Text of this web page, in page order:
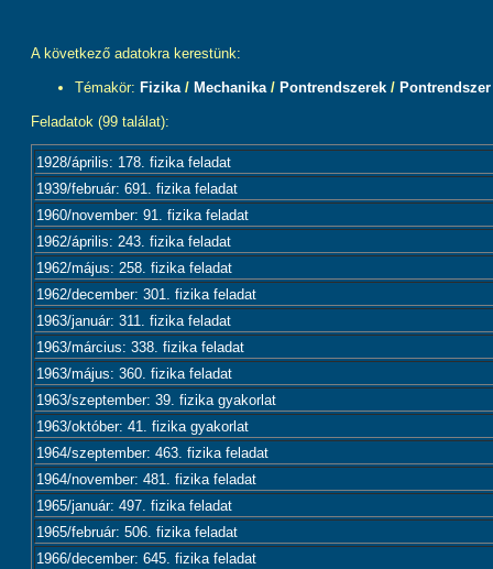
A következő adatokra kerestünk:
Témakör: Fizika/ Mechanika/ Pontrendszerek /
Feladatok (99 találat):
1928/április: 178. fizika feladat
1939/február: 691. fizika feladat
1960/november: 91. fizika feladat
1962/április: 243. fizika feladat
1962/május: 258. fizika feladat
1962/december: 301. fizika feladat
1963/január: 311. fizika feladat
1963/március: 338. fizika feladat
1963/május: 360. fizika feladat
1963/szeptember: 39. fizika gyakorlat
1963/október: 41. fizika gyakorlat
1964/szeptember: 463. fizika feladat
1964/november: 481. fizika feladat
1965/január: 497. fizika feladat
1965/február: 506. fizika feladat
1966/december: 645. fizika feladat